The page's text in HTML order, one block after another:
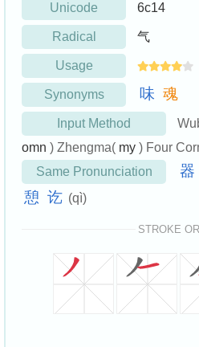
Unicode 6c14
Radical 气
Usage
Synonyms 味 魂
Input Method
omn ) Zhengma( my ) Four
Same Pronunciation
器
憩 讫 (qì)
STROKE